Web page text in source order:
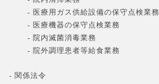
- 医療用ガス供給設備の保守点検業務
- 医療機器の保守点検業務
- 院内滅菌消毒業務
- 院外調理患者等給食業務
- 関係法令